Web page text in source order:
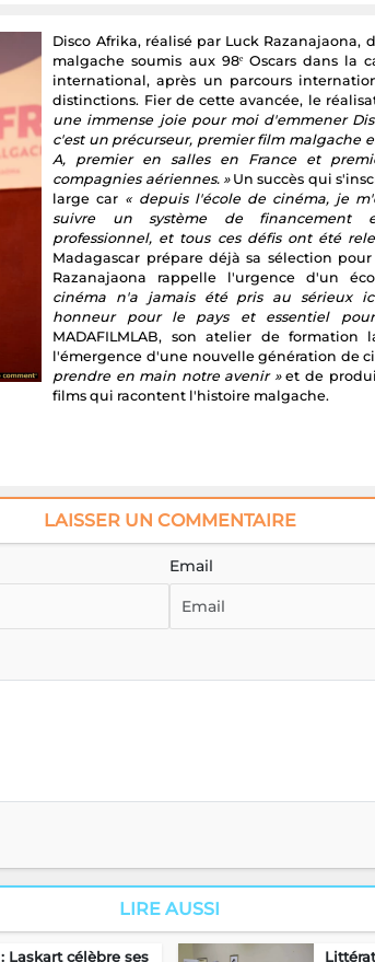
Disco Afrika, réalisé par Luck Razanajaona,
malgache soumis aux 98ᵉ Oscars dans la
international, après un parcours
distinctions. Fier de cette avancée, le
une immense joie pour moi d'emmener
c'est un précurseur, premier film malgache
A, premier en salles en France et
compagnies aériennes. »Un succès qui
large car « depuis l'école de cinéma, je
suivre un système de financement
professionnel, et tous ces défis ont été
Madagascar prépare déjà sa sélection pour
Razanajaona rappelle l'urgence d'un
cinéma n'a jamais été pris au sérieux
honneur pour le pays et essentiel
MADAFILMLAB, son atelier de formation
l'émergence d'une nouvelle génération de
prendre en main notre avenir »et de
films qui racontent l'histoire malgache.
LAISSER UN COMMENTAIRE
Email
LIRE AUSSI
Laskart célèbre ses